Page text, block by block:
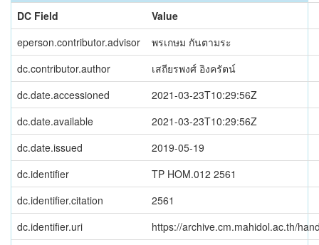
DC Field
Value
eperson.contributor.advisor
พรเกษม กันตามระ
dc.contributor.author
เสถียรพงศ์ อิงครัตน์
dc.date.accessioned
2021-03-23T10:29:56Z
dc.date.available
2021-03-23T10:29:56Z
dc.date.issued
2019-05-19
dc.identifier
TP HOM.012 2561
dc.identifier.citation
2561
dc.identifier.uri
https://archive.cm.mahidol.ac.th/